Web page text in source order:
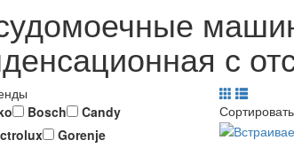
с
Bosch
Candy
Gorenje